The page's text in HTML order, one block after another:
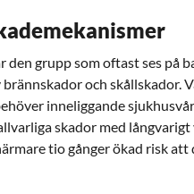
den grupp som oftast ses på
och skållskador.
inneliggande
skador med
tio gånger ökad risk